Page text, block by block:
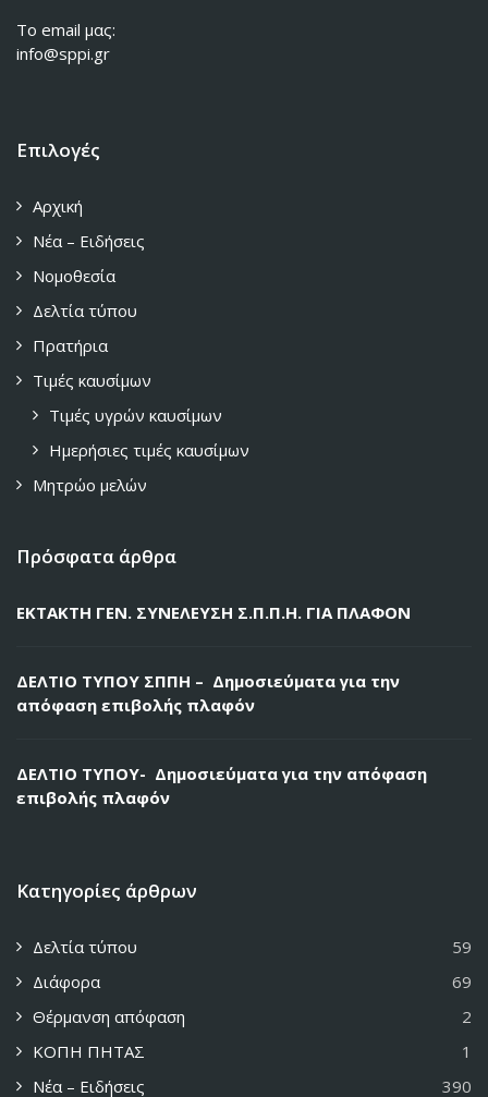
To email μας:
info@sppi.gr
Επιλογές
Αρχική
Νέα – Ειδήσεις
Νομοθεσία
Δελτία τύπου
Πρατήρια
Τιμές καυσίμων
Τιμές υγρών καυσίμων
Ημερήσιες τιμές καυσίμων
Μητρώο μελών
Πρόσφατα άρθρα
ΕΚΤΑΚΤΗ ΓΕΝ. ΣΥΝΕΛΕΥΣΗ Σ.Π.Π.Η. ΓΙΑ ΠΛΑΦΟΝ
ΔΕΛΤΙΟ ΤΥΠΟΥ ΣΠΠΗ – Δημοσιεύματα για την
απόφαση επιβολής πλαφόν
ΔΕΛΤΙΟ ΤΥΠΟΥ- Δημοσιεύματα για την απόφαση
επιβολής πλαφόν
Κατηγορίες άρθρων
Δελτία τύπου
59
Διάφορα
69
Θέρμανση απόφαση
2
ΚΟΠΗ ΠΗΤΑΣ
1
Νέα – Ειδήσεις
390